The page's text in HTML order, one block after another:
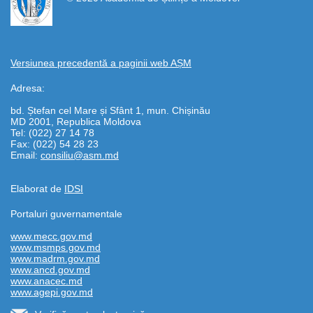
Versiunea precedentă a paginii web AȘM
Adresa:
bd. Ștefan cel Mare și Sfânt 1, mun. Chișinău
MD 2001, Republica Moldova
Tel: (022) 27 14 78
Fax: (022) 54 28 23
Email: consiliu@asm.md
Elaborat de IDSI
Portaluri guvernamentale
www.mecc.gov.md
www.msmps.gov.md
www.madrm.gov.md
www.ancd.gov.md
www.anacec.md
www.agepi.gov.md